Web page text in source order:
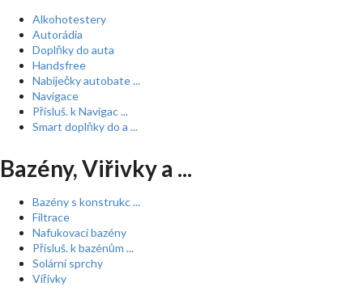
Alkohotestery
Autorádia
Doplňky do auta
Handsfree
Nabíječky autobate ...
Navigace
Přísluš. k Navigac ...
Smart doplňky do a ...
Bazény, Viřivky a ...
Bazény s konstrukc ...
Filtrace
Nafukovací bazény
Přísluš. k bazénům ...
Solární sprchy
Vířivky